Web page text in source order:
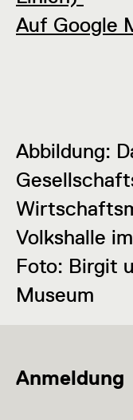
Auf Google
Abbildung:
Volkshalle
Foto: Birgit
Museum
Anmeldung